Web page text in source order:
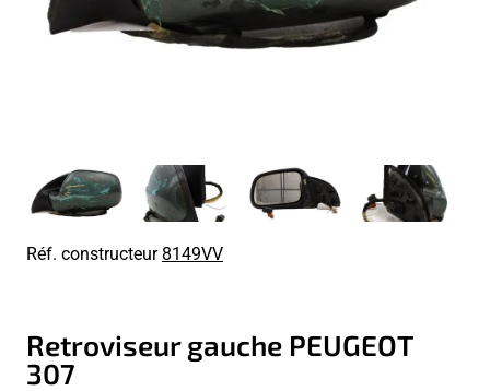
Réf. constructeur8149VV
Retroviseur gauche PEUGEOT
307